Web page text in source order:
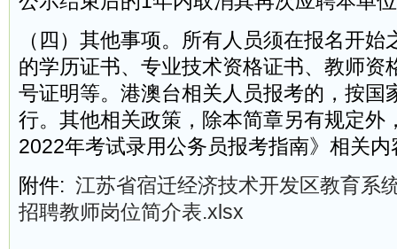
（四）其他事项。所有人员须在报名开
的学历证书、专业技术资格证书、教师资
号证明等。港澳台相关人员报考的，按国
行。其他相关政策，除本简章另有规定外
2022年考试录用公务员报考指南》相关内
附件: 江苏省宿迁经济技术开发区教育系
招聘教师岗位简介表.xlsx